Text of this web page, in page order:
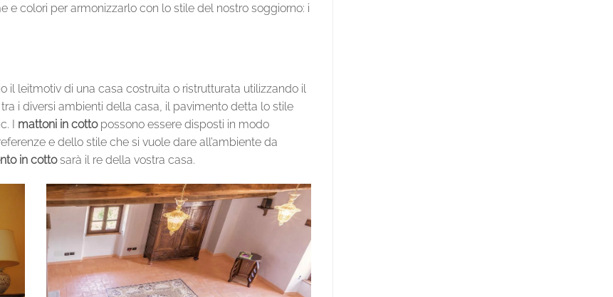
e colori per armonizzarlo con lo stile del nostro soggiorno: i
il leitmotiv di una casa costruita o ristrutturata utilizzando il
i diversi ambienti della casa, il pavimento detta lo stile
I mattoni in cottopossono essere disposti in modo
e dello stile che si vuole dare all’ambiente da
in cottosarà il re della vostra casa.